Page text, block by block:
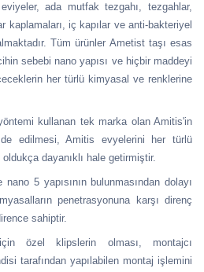
ada mutfak tezgahı, tezgahlar,
kaplamaları, iç kapılar ve anti-bakteriyel
Tüm ürünler Ametist taşı esas
sebebi nano yapısı ve hiçbir maddeyi
her türlü kimyasal ve renklerine
kullanan tek marka olan Amitis'in
edilmesi, Amitis evyelerini her türlü
dayanıklı hale getirmiştir.
5 yapısının bulunmasından dolayı
penetrasyonuna karşı direnç
sahiptir.
özel klipslerin olması, montajcı
tarafından yapılabilen montaj işlemini